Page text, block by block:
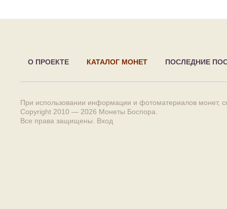
О ПРОЕКТЕ КАТАЛОГ МОНЕТ ПОСЛЕДНИЕ
При использовании информации и фотоматериалов монет,
Copyright 2010 — 2026 Монеты Боспора
Все права защищены. Вход